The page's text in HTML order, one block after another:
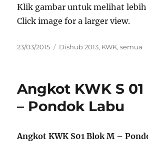
Klik gambar untuk melihat lebih
Click image for a larger view.
Posted
23/03/2015 Categories
Dishub 2013, KWK,semua
Angkot KWK S
– Pondok Labu
Angkot KWK S01 Blok M –